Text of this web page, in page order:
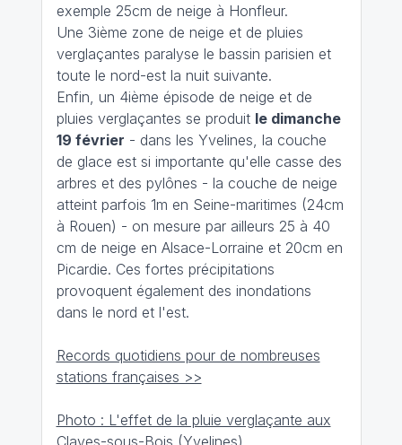
exemple 25cm de neige à Honfleur.
Une 3ième zone de neige et de pluies
verglaçantes paralyse le bassin parisien et
toute le nord-est la nuit suivante.
Enfin, un 4ième épisode de neige et de
pluies verglaçantes se produit le dimanche
19 février - dans les Yvelines, la couche
de glace est si importante qu'elle casse des
arbres et des pylônes - la couche de neige
atteint parfois 1m en Seine-maritimes (24cm
à Rouen) - on mesure par ailleurs 25 à 40
cm de neige en Alsace-Lorraine et 20cm en
Picardie. Ces fortes précipitations
provoquent également des inondations
dans le nord et l'est.
Records quotidiens pour de nombreuses
stations françaises >>
Photo : L'effet de la pluie verglaçante aux
Clayes-sous-Bois (Yvelines)